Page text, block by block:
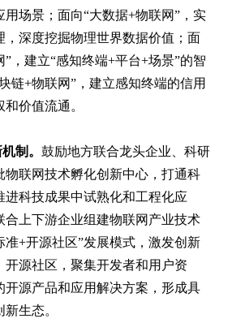
场景；面向“大数据+物联网”，实
，深度挖掘物理世界数据价值；面
”，建立“感知终端+平台+场景”的智
链+物联网”，建立感知终端的信用
价值流通。
制。 鼓励地方联合龙头企业、科研
物联网技术孵化创新中心，打通科
进科技成果中试熟化和工程化应
合上下游企业组建物联网产业技术
准+开源社区”发展模式，激发创新
开源社区，聚集开发者和用户资
开源产品和应用解决方案，形成具
生态。